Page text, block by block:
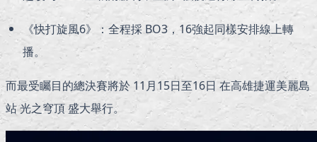
《快打旋風6》：全程採 BO3，16強起同樣安排線上轉
播。
而最受矚目的總決賽將於 11月15日至16日 在高雄捷運美麗島
站 光之穹頂 盛大舉行。